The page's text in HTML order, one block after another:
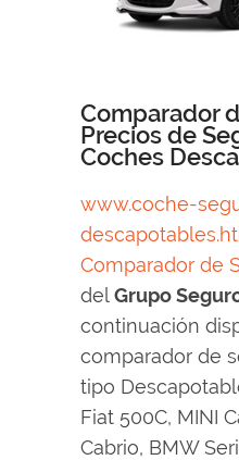
Comparador
Precios de
Coches
www.coche-
Comparador de
delGrupo
continuación
comparador de
tipo
Fiat 500C, MINI
Cabrio, BMW